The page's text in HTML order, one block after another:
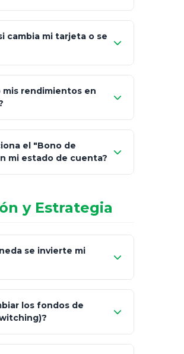
cambia mi tarjeta o se
"Link
mis rendimientos en
el "Bono de
mi estado de cuenta?
y Estrategia
se invierte mi
o Euros
los fondos de